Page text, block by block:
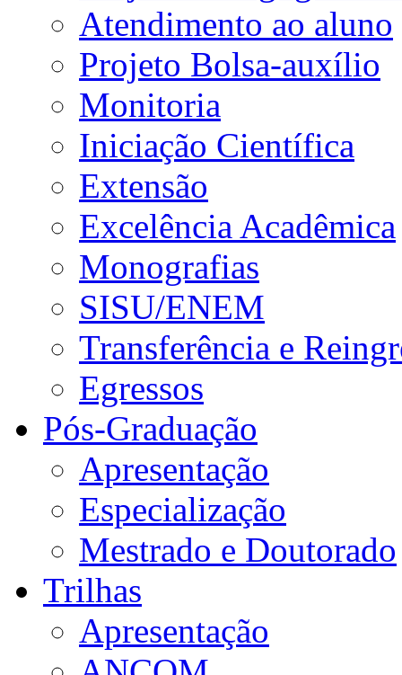
Atendimento ao aluno
Projeto Bolsa-auxílio
Monitoria
Iniciação Científica
Extensão
Excelência Acadêmica
Monografias
SISU/ENEM
Transferência e
Egressos
Pós-Graduação
Apresentação
Especialização
Mestrado e Doutorado
Trilhas
Apresentação